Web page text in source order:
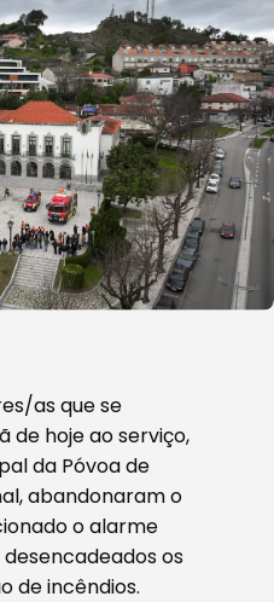
as que se
de hoje ao serviço,
da Póvoa de
abandonaram o
o alarme
os
de incêndios.